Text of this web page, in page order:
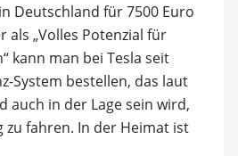
Deutschland für 7500 Euro
als „Volles Potenzial für
kann man bei Tesla seit
System bestellen, das laut
auch in der Lage sein wird,
zu fahren. In der Heimat ist